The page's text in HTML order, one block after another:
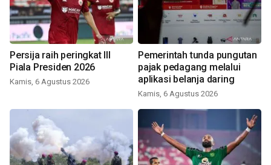
Persija raih peringkat III
Piala Presiden 2026
Kamis, 6 Agustus 2026
Pemerintah tunda pungutan
pajak pedagang melalui
aplikasi belanja daring
Kamis, 6 Agustus 2026